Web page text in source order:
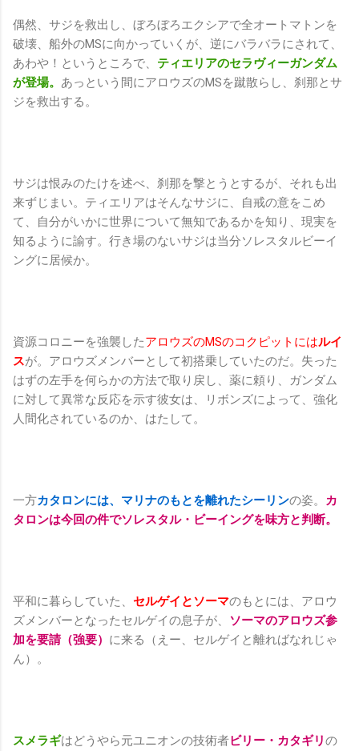
偶然、サジを救出し、ぼろぼろエクシアで全オートマトンを
破壊、船外のMSに向かっていくが、逆にバラバラにされて、
あわや！というところで、 ティエリアのセラヴィーガンダム
が登場。 あっという間にアロウズのMSを蹴散らし、刹那とサ
ジを救出する。
サジは恨みのたけを述べ、刹那を撃とうとするが、それも出
来ずじまい。ティエリアはそんなサジに、自戒の意をこめ
て、自分がいかに世界について無知であるかを知り、現実を
知るように諭す。行き場のないサジは当分ソレスタルビーイ
ングに居候か。
資源コロニーを強襲したアロウズのMSのコクピットにはルイ
スが。アロウズメンバーとして初搭乗していたのだ。失った
はずの左手を何らかの方法で取り戻し、薬に頼り、ガンダム
に対して異常な反応を示す彼女は、リボンズによって、強化
人間化されているのか、はたして。
一方カタロンには、マリナのもとを離れたシーリンの姿。
カ
タロンは今回の件でソレスタル・ビーイングを味方と判断。
平和に暮らしていた、 セルゲイとソーマのもとには、アロウ
ズメンバーとなったセルゲイの息子が、 ソーマのアロウズ参
加を要請（強要） に来る（えー、セルゲイと離ればなれじゃ
ん）。
スメラギはどうやら元ユニオンの技術者ビリー・カタギリの